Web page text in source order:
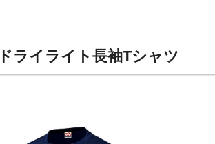
ライライト長袖Tシャツ